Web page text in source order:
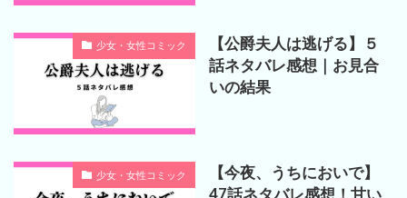
少女・女性コミック
【公爵夫人は逃げる】５
話ネタバレ感想｜お見合
いの結果
少女・女性コミック
【今夜、うちにおいで】